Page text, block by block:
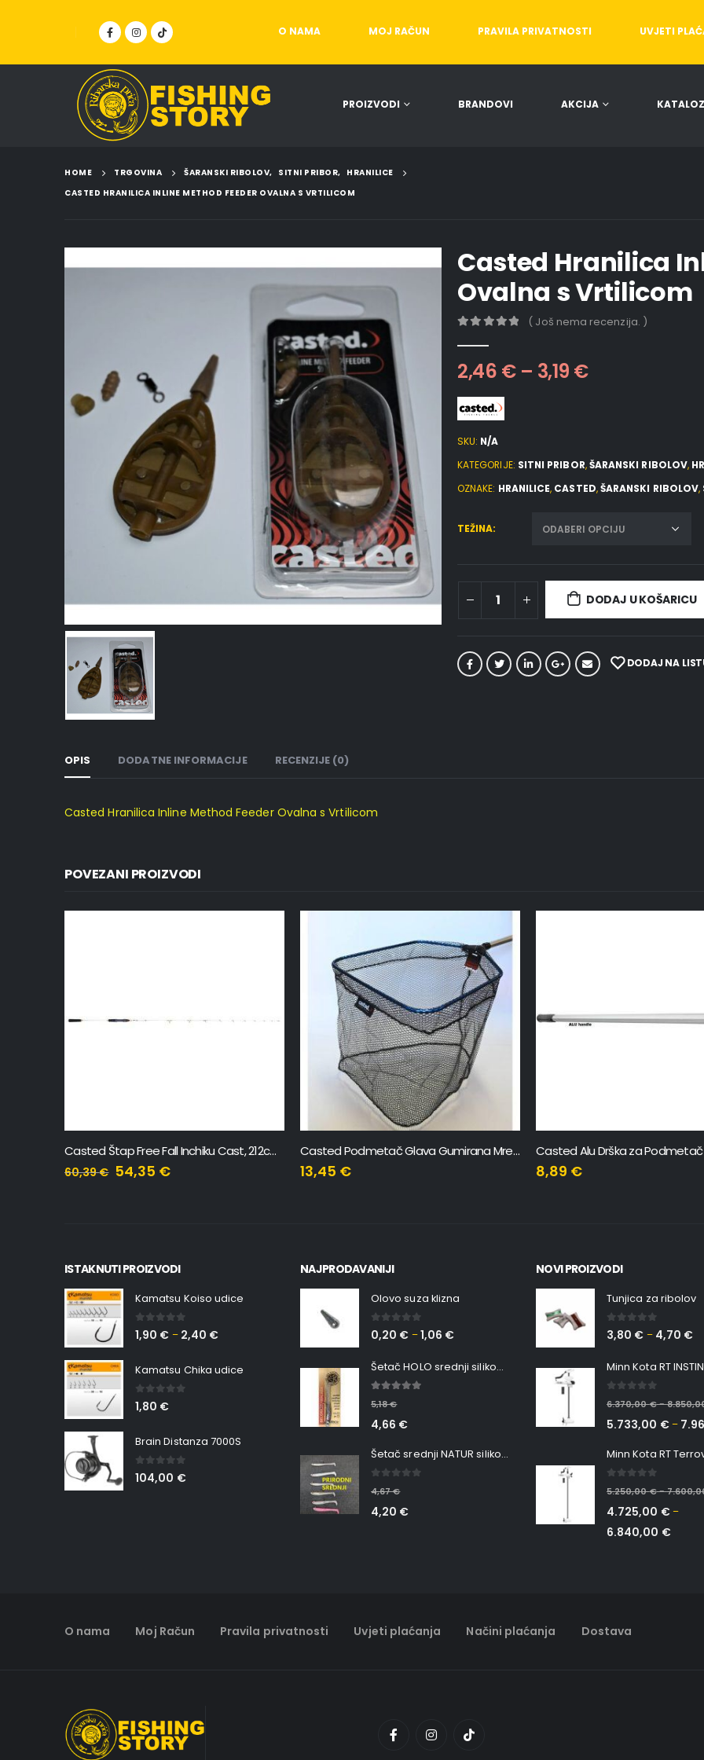
O NAMA MOJ RAČUN PRAVILA PRIVATNOSTI UVJETI
PROIZVODI BRANDOVI AKCIJA
HOME TRGOVINA ŠARANSKI RIBOLOV, SITNI PRIBOR, HRANILICE
CASTED HRANILICA INLINE METHOD FEEDER OVALNA S VRTILICOM
Casted Hranilica
Ovalna s Vrtilicom
( Još nema recenzija. )
2,46 €– 3,19 €
SKU: N/A
KATEGORIJE: SITNI PRIBOR,ŠARANSKI RIBOLOV,
OZNAKE: HRANILICE, CASTED,ŠARANSKI RIBOLOV,
TEŽINA
DODAJ U KOŠARICU
DODAJ NA
OPIS DODATNE INFORMACIJE RECENZIJE (0)
Casted Hranilica Inline Method Feeder Ovalna s Vrtilicom
POVEZANI PROIZVODI
13,45€
Casted Alu Drška za Podmetač 2m
8,89€ 45,90€
ISTAKNUTI PROIZVODI
Kamatsu Koiso udice
0 out of 5
1,90 € – 2,40 €
Kamatsu Chika udice
0 out of 5
1,80 €
Brain Distanza 7000S
0out of 5
104,00 €
NAJPRODAVANIJI
Olovo suza klizna
0 out of 5
0,20 € –1,06 €
Šetač HOLO srednji silikonska Ribica Belgrade Walker
5,18€
4,66 €
Šetač srednji NATUR silikonska ribica Belgrade Walker
4,67€
4,20 €
NOVI PROIZVODI
Tunjica za ribolov
0 out of 5
3,80 € – 4,70 €
6.370,00€–
5.733,00 €–
5.250,00€–
4.725,00 €–
6.840,00 €
O nama Moj Račun Pravila privatnosti Uvjeti plaćanja Načini plaćanja Dostava